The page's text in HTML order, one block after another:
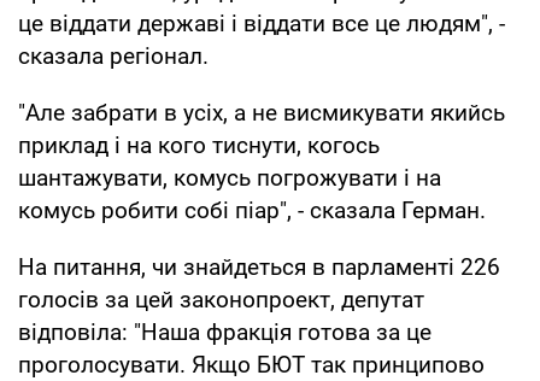
це віддати державі і віддати все це людям", -
сказала регіонал.
"Але забрати в усіх, а не висмикувати якийсь
приклад і на кого тиснути, когось
шантажувати, комусь погрожувати і на
комусь робити собі піар", - сказала Герман.
На питання, чи знайдеться в парламенті 226
голосів за цей законопроект, депутат
відповіла: "Наша фракція готова за це
проголосувати. Якщо БЮТ так принципово